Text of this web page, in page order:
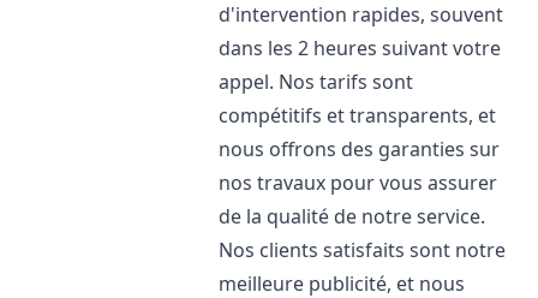
d'intervention rapides, souvent
dans les 2 heures suivant votre
appel. Nos tarifs sont
compétitifs et transparents, et
nous offrons des garanties sur
nos travaux pour vous assurer
de la qualité de notre service.
Nos clients satisfaits sont notre
meilleure publicité, et nous